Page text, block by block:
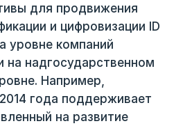
для продвижения
и цифровизации ID
уровне компаний
на надгосударственном
Например,
года поддерживает
на развитие